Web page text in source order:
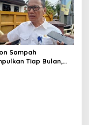
Sampah
Tiap Bulan,